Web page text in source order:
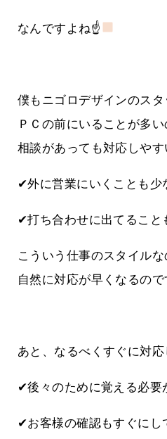
なんですよね☝
僕もニゴロデザインのスタ
ＰＣの前にいることが多
相談があっても対応しやす
✔外に営業にいくことも少
✔打ち合わせに出てること
こういう仕事のスタイル
自然に対応が早くなるので
あと、なるべくすぐに対
✔後々のために覚える必要
✔お客様の確認もすぐにし